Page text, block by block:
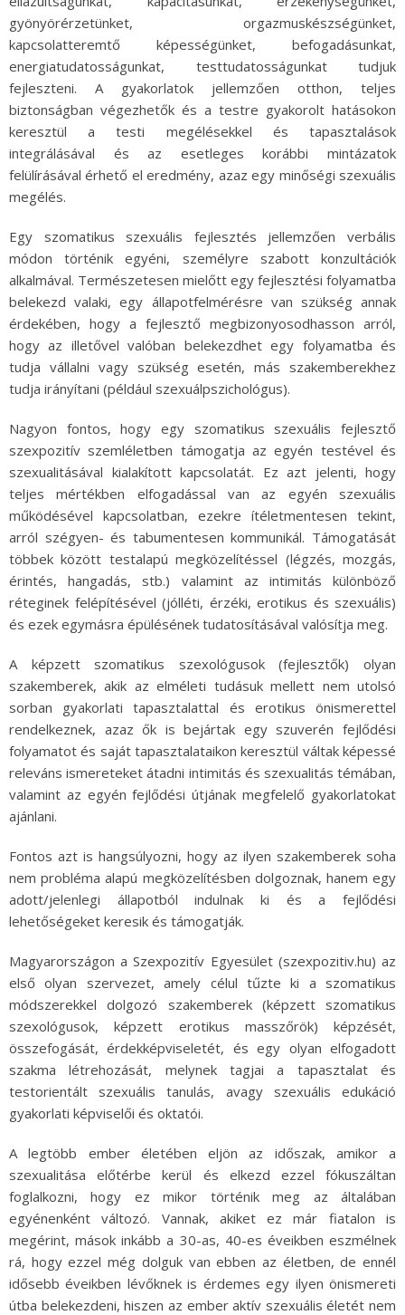
gyönyörérzetünket, orgazmuskészségünket,
kapcsolatteremtő képességünket, befogadásunkat,
energiatudatosságunkat, testtudatosságunkat tudjuk
fejleszteni. A gyakorlatok jellemzően otthon, teljes
biztonságban végezhetők és a testre gyakorolt hatásokon
keresztül a testi megélésekkel és tapasztalások
integrálásával és az esetleges korábbi mintázatok
felülírásával érhető el eredmény, azaz egy minőségi szexuális
megélés.
Egy szomatikus szexuális fejlesztés jellemzően verbális
módon történik egyéni, személyre szabott konzultációk
alkalmával. Természetesen mielőtt egy fejlesztési folyamatba
belekezd valaki, egy állapotfelmérésre van szükség annak
érdekében, hogy a fejlesztő megbizonyosodhasson arról,
hogy az illetővel valóban belekezdhet egy folyamatba és
tudja vállalni vagy szükség esetén, más szakemberekhez
tudja irányítani (például szexuálpszichológus).
Nagyon fontos, hogy egy szomatikus szexuális fejlesztő
szexpozitív szemléletben támogatja az egyén testével és
szexualitásával kialakított kapcsolatát. Ez azt jelenti, hogy
teljes mértékben elfogadással van az egyén szexuális
működésével kapcsolatban, ezekre ítéletmentesen tekint,
arról szégyen- és tabumentesen kommunikál. Támogatását
többek között testalapú megközelítéssel (légzés, mozgás,
érintés, hangadás, stb.) valamint az intimitás különböző
réteginek felépítésével (jólléti, érzéki, erotikus és szexuális)
és ezek egymásra épülésének tudatosításával valósítja meg.
A képzett szomatikus szexológusok (fejlesztők) olyan
szakemberek, akik az elméleti tudásuk mellett nem utolsó
sorban gyakorlati tapasztalattal és erotikus önismerettel
rendelkeznek, azaz ők is bejártak egy szuverén fejlődési
folyamatot és saját tapasztalataikon keresztül váltak képessé
releváns ismereteket átadni intimitás és szexualitás témában,
valamint az egyén fejlődési útjának megfelelő gyakorlatokat
ajánlani.
Fontos azt is hangsúlyozni, hogy az ilyen szakemberek soha
nem probléma alapú megközelítésben dolgoznak, hanem egy
adott/jelenlegi állapotból indulnak ki és a fejlődési
lehetőségeket keresik és támogatják.
Magyarországon a Szexpozitív Egyesület (szexpozitiv.hu) az
első olyan szervezet, amely célul tűzte ki a szomatikus
módszerekkel dolgozó szakemberek (képzett szomatikus
szexológusok, képzett erotikus masszőrök) képzését,
összefogását, érdekképviseletét, és egy olyan elfogadott
szakma létrehozását, melynek tagjai a tapasztalat és
testorientált szexuális tanulás, avagy szexuális edukáció
gyakorlati képviselői és oktatói.
A legtöbb ember életében eljön az időszak, amikor a
szexualitása előtérbe kerül és elkezd ezzel fókuszáltan
foglalkozni, hogy ez mikor történik meg az általában
egyénenként változó. Vannak, akiket ez már fiatalon is
megérint, mások inkább a 30-as, 40-es éveikben eszmélnek
rá, hogy ezzel még dolguk van ebben az életben, de ennél
idősebb éveikben lévőknek is érdemes egy ilyen önismereti
útba belekezdeni, hiszen az ember aktív szexuális életét nem